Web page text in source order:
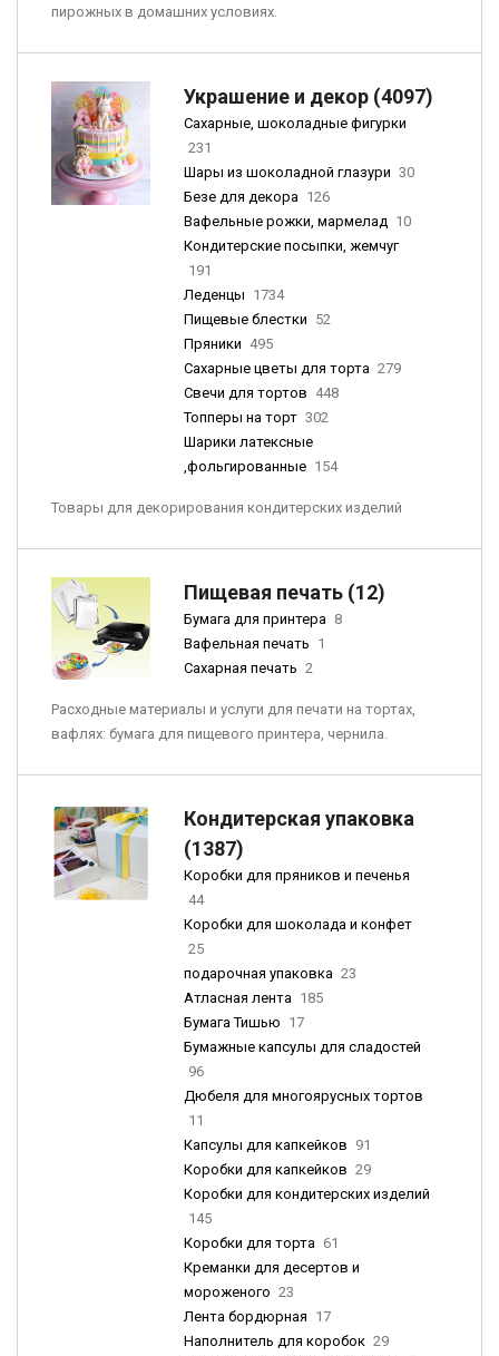
пирожных в домашних условиях.
Украшение и декор (4097)
Сахарные, шоколадные фигурки
231
Шары из шоколадной глазури 30
Безе для декора 126
Вафельные рожки, мармелад 10
Кондитерские посыпки, жемчуг
191
Леденцы 1734
Пищевые блестки 52
Пряники 495
Сахарные цветы для торта 279
Свечи для тортов 448
Топперы на торт 302
Шарики латексные
,фольгированные 154
Товары для декорирования кондитерских изделий
Пищевая печать (12)
Бумага для принтера 8
Вафельная печать 1
Сахарная печать 2
Расходные материалы и услуги для печати на тортах,
вафлях: бумага для пищевого принтера, чернила.
Кондитерская упаковка
(1387)
Коробки для пряников и печенья
44
Коробки для шоколада и конфет
25
подарочная упаковка 23
Атласная лента 185
Бумага Тишью 17
Бумажные капсулы для сладостей
96
Дюбеля для многоярусных тортов
11
Капсулы для капкейков 91
Коробки для капкейков 29
Коробки для кондитерских изделий
145
Коробки для торта 61
Креманки для десертов и
мороженого 23
Лента бордюрная 17
Наполнитель для коробок 29